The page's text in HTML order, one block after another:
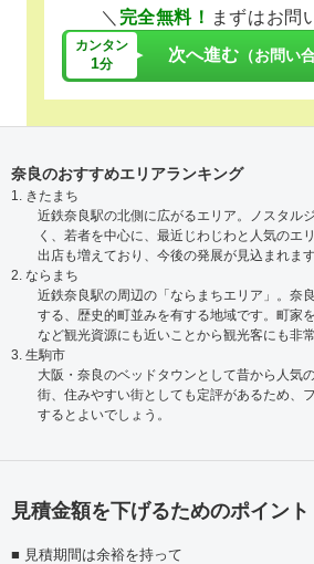
＼ 完全無料！ まずはお問
カンタン
1分 次へ進む （お問い
奈良のおすすめエリアランキング
1. きたまち
近鉄奈良駅の北側に広がるエリア。ノスタル
く、若者を中心に、最近じわじわと人気のエ
出店も増えており、今後の発展が見込まれます
2. ならまち
近鉄奈良駅の周辺の「ならまちエリア」。奈
する、歴史的町並みを有する地域です。町家
など観光資源にも近いことから観光客にも非
3. 生駒市
大阪・奈良のベッドタウンとして昔から人気
街、住みやすい街としても定評があるため、
するとよいでしょう。
見積金額を下げるためのポイント
見積期間は余裕を持って